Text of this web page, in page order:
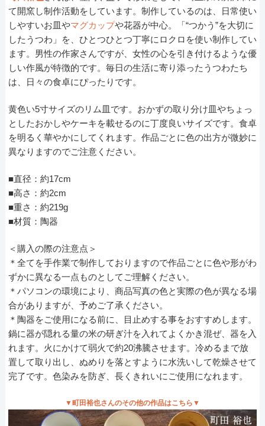
て開窯し制作活動をしています。制作しているのは、日常使い
しやすいお皿やマグカップや花器が中心。「“つかう”を大切に
したうつわ」を、ひとつひとつ丁寧にロクロを使い制作してい
ます。男性の作家さんですが、女性の心を引き付けるような優
しい作風が特徴的です。毎日の生活に寄り添ったうつわたち
は、日々の食卓にぴったりです。
黄色い5寸サイズのリム皿です。おかずの取り分け皿やちょっ
としたおかしやケーキを載せるのに丁度良いサイズです。食卓
を明るく華やかにしてくれます。作品ごとに色の出方が微妙に
異なりますのでご注意ください。
■直径：約17cm
■高さ：約2cm
■重さ：約219g
■材質：陶器
＜購入の際の注意点＞
＊全てを手作業で制作しておりますので作品ごとに色や形がわ
ずかに異なる一点ものとしてご理解ください。
＊パソコンの環境により、商品写真の色と実際の色が異なる場
合がありますが、予めご了承ください。
＊陶器をご使用になる前に、目止めする事をおすすめします。
鍋に器が隠れる量の米の研ぎ汁を入れてよくかき混ぜ、器を入
れます。火にかけて弱火で約20沸騰させます。冷めるまで放
置して取り出し、ぬめりを落とすように水洗いして乾燥させて
完了です。色染みを防ぎ、長くきれいにご使用になれます。
▼町田裕也さんのその他の作品はこちら▼